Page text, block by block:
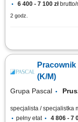
6 400 - 7 100 złbrutto/
2 godz.
Kogo szukamy? Przede
biurowych i
internetowej. Na czym
Pracownik
(K/M)
Grupa Pascal
specjalista / specjalistka
pełny etat
4 806 - 7